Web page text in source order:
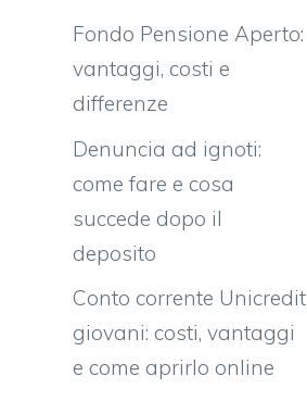
Fondo Pensione Aperto:
vantaggi, costi e
differenze
Denuncia ad ignoti:
come fare e cosa
succede dopo il
deposito
Conto corrente Unicredit
giovani: costi, vantaggi
e come aprirlo online